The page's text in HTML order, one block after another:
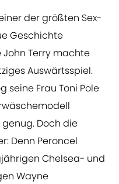
der größten Sex-
Geschichte
Terry machte
Auswärtsspiel.
seine Frau Toni Pole
Doch die
Denn Peroncel
Chelsea- und
Wayne